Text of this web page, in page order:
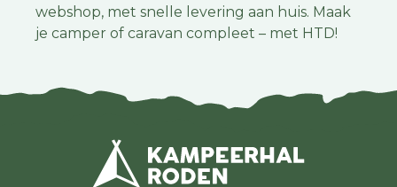
webshop, met snelle levering aan huis. Maak
je camper of caravan compleet – met HTD!